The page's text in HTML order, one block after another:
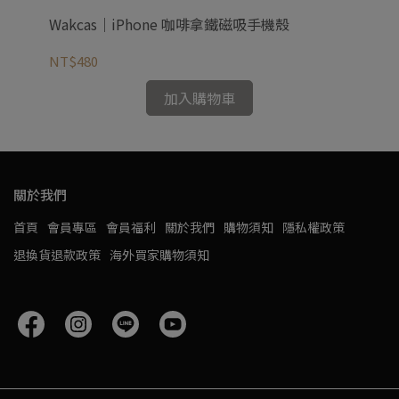
Wakcas｜iPhone 咖啡拿鐵磁吸手機殼
NT$480
加入購物車
關於我們
首頁 會員專區 會員福利 關於我們 購物須知 隱私權政策
退換貨退款政策 海外買家購物須知